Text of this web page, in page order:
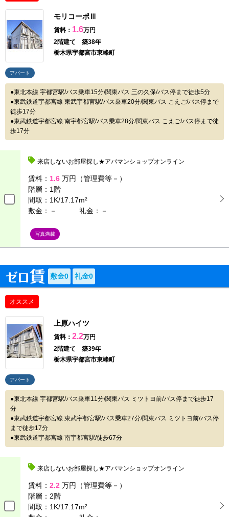
モリコーポⅢ
賃料： 1.6万円
2階建て 築38年
栃木県宇都宮市東峰町
アパート
東北本線 宇都宮駅/バス乗車15分/関東バス 三の久保/バス停まで徒歩5分
東武鉄道宇都宮線 東武宇都宮駅/バス乗車20分/関東バス こえご/バス停まで
徒歩17分
東武鉄道宇都宮線 南宇都宮駅/バス乗車28分/関東バス こえご/バス停まで徒
歩17分
来店しないお部屋探し★アパマンショップオンライン
賃料： 1.6 万円（管理費等－）
階層： 1階
間取： 1K/17.17m²
敷金：－
礼金：－
写真満載
敷金0 礼金0
オススメ
上原ハイツ
賃料： 2.2万円
2階建て 築39年
栃木県宇都宮市東峰町
アパート
東北本線 宇都宮駅/バス乗車11分/関東バス ミツトヨ前/バス停まで徒歩17
分
東武鉄道宇都宮線 東武宇都宮駅/バス乗車27分/関東バス ミツトヨ前/バス停
まで徒歩17分
東武鉄道宇都宮線 南宇都宮駅/徒歩67分
来店しないお部屋探し★アパマンショップオンライン
賃料： 2.2 万円（管理費等－）
階層： 2階
間取： 1K/17.17m²